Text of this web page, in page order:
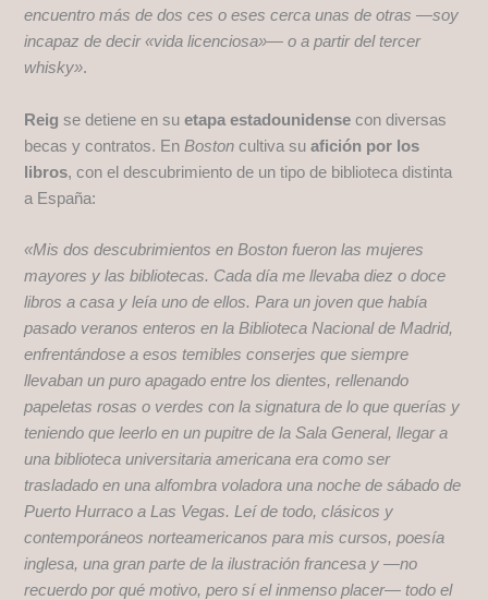
encuentro más de dos ces o eses cerca unas de otras —soy
incapaz de decir «vida licenciosa»— o a partir del tercer
whisky».
Reig se detiene en suetapa estadounidense con diversas
becas y contratos. EnBoston cultiva suafición por los
libros, con el descubrimiento de un tipo de biblioteca distinta
a España:
«Mis dos descubrimientos en Boston fueron las mujeres
mayores y las bibliotecas. Cada día me llevaba diez o doce
libros a casa y leía uno de ellos. Para un joven que había
pasado veranos enteros en la Biblioteca Nacional de Madrid,
enfrentándose a esos temibles conserjes que siempre
llevaban un puro apagado entre los dientes, rellenando
papeletas rosas o verdes con la signatura de lo que querías y
teniendo que leerlo en un pupitre de la Sala General, llegar a
una biblioteca universitaria americana era como ser
trasladado en una alfombra voladora una noche de sábado de
Puerto Hurraco a Las Vegas. Leí de todo, clásicos y
contemporáneos norteamericanos para mis cursos, poesía
inglesa, una gran parte de la ilustración francesa y —no
recuerdo por qué motivo, pero sí el inmenso placer— todo el